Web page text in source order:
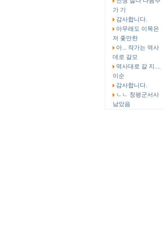
가 기
감사합니다.
아무래도 이목은
저 좇만한
아... 작가는 역사
데로 갈모
역사대로 갈 지....
이순
감사합니다.
ㄴㄴ 창평군서사
남았음